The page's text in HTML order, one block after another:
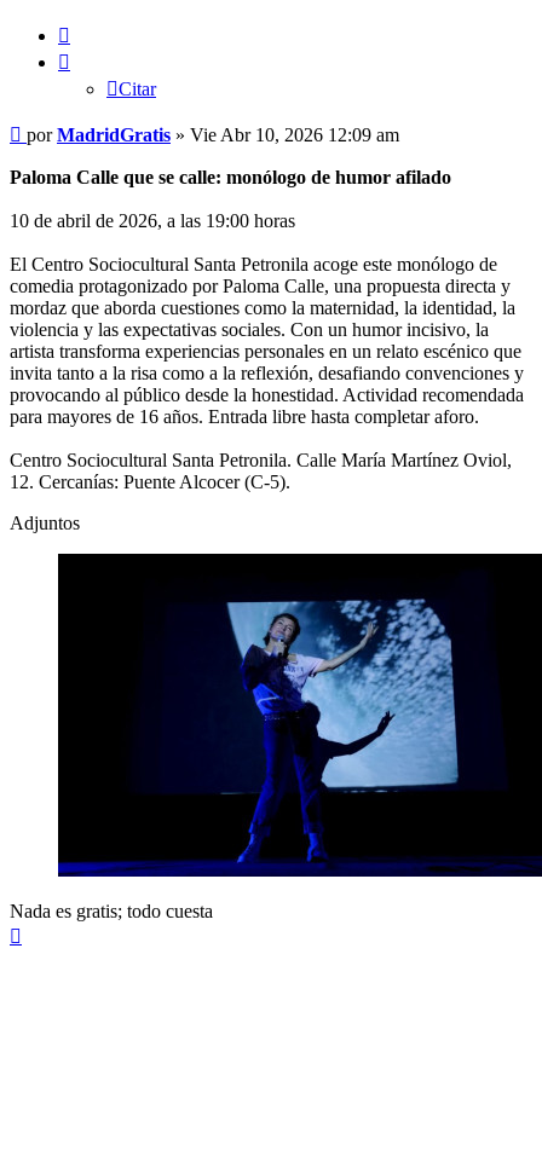
Citar
Mensaje
porMadridGratis » Vie Abr 10, 2026 12:09 am
Paloma Calle que se calle: monólogo de humor afilado
10 de abril de 2026, a las 19:00 horas
El Centro Sociocultural Santa Petronila acoge este monólogo de
comedia protagonizado por Paloma Calle, una propuesta directa y
mordaz que aborda cuestiones como la maternidad, la identidad, la
violencia y las expectativas sociales. Con un humor incisivo, la
artista transforma experiencias personales en un relato escénico que
invita tanto a la risa como a la reflexión, desafiando convenciones y
provocando al público desde la honestidad. Actividad recomendada
para mayores de 16 años. Entrada libre hasta completar aforo.
Centro Sociocultural Santa Petronila. Calle María Martínez Oviol,
12. Cercanías: Puente Alcocer (C-5).
Adjuntos
Nada es gratis; todo cuesta